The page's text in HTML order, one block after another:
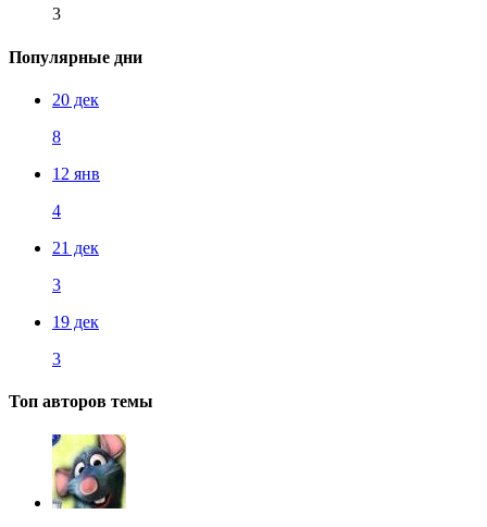
3
Популярные дни
20 дек
8
12 янв
4
21 дек
3
19 дек
3
Топ авторов темы